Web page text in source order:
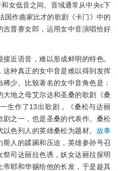
女低音之间。音域通常从中央c下
国作曲家比才的歌剧《卡门》中的
普赛女郎，运用女中音演唱恰好
近语音，难以形成鲜明的特色。
种真正的女中音是难以得到发挥
少。比较著名的女中音角色是：
地之母艾尔达和圣桑的歌剧《桑
生作了13出歌剧，《桑松与达丽
之一，也是圣桑的代表作。桑松
色列人的英雄桑松为题材。 故事
人的蹂躏和压迫，英雄参孙号召
司达丽拉色诱，妖女达丽拉探明
耶和华赐给他的长发，于是趁其